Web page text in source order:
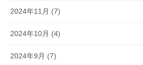
2024年11月 (7)
2024年10月 (4)
2024年9月 (7)